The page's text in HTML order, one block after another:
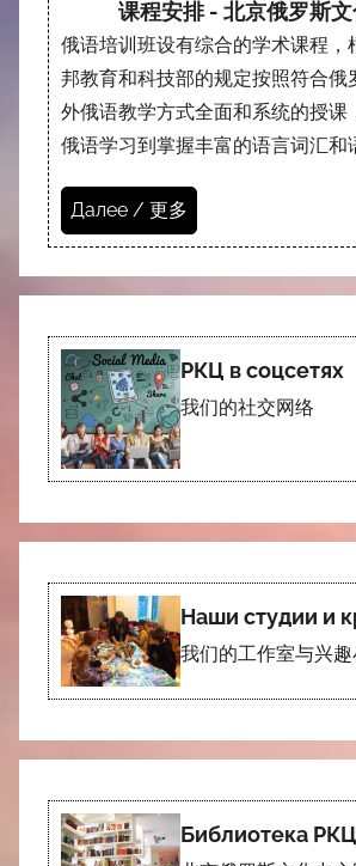
课程安排 - 北京俄罗斯
俄语培训班设有综合的学术课程，
邦教育和科技部的规定按照符合俄
外俄语教学方式全面和系统的授课
俄语学习到掌握丰富的语言词汇和
Далее / 更多
РКЦ в соцсетях
我们的社交网络
Наши студии и
我们的工作室与兴趣
Библиотека РКЦ